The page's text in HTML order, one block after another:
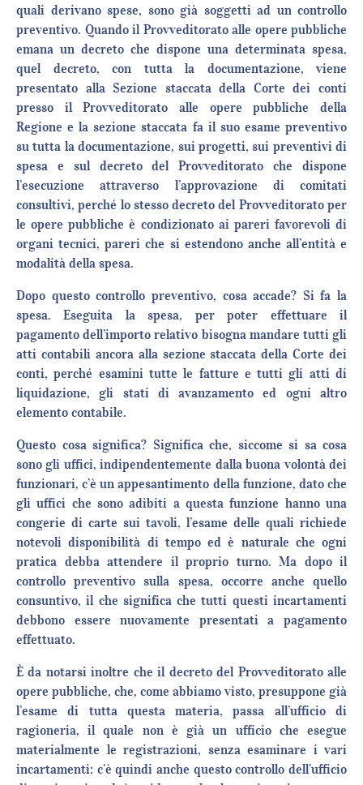
quali derivano spese, sono già soggetti ad un controllo
preventivo. Quando il Provveditorato alle opere pubbliche
emana un decreto che dispone una determinata spesa,
quel decreto, con tutta la documentazione, viene
presentato alla Sezione staccata della Corte dei conti
presso il Provveditorato alle opere pubbliche della
Regione e la sezione staccata fa il suo esame preventivo
su tutta la documentazione, sui progetti, sui preventivi di
spesa e sul decreto del Provveditorato che dispone
l’esecuzione attraverso l’approvazione di comitati
consultivi, perché lo stesso decreto del Provveditorato per
le opere pubbliche è condizionato ai pareri favorevoli di
organi tecnici, pareri che si estendono anche all’entità e
modalità della spesa.
Dopo questo controllo preventivo, cosa accade? Si fa la
spesa. Eseguita la spesa, per poter effettuare il
pagamento dell’importo relativo bisogna mandare tutti gli
atti contabili ancora alla sezione staccata della Corte dei
conti, perché esamini tutte le fatture e tutti gli atti di
liquidazione, gli stati di avanzamento ed ogni altro
elemento contabile.
Questo cosa significa? Significa che, siccome si sa cosa
sono gli uffici, indipendentemente dalla buona volontà dei
funzionari, c’è un appesantimento della funzione, dato che
gli uffici che sono adibiti a questa funzione hanno una
congerie di carte sui tavoli, l’esame delle quali richiede
notevoli disponibilità di tempo ed è naturale che ogni
pratica debba attendere il proprio turno. Ma dopo il
controllo preventivo sulla spesa, occorre anche quello
consuntivo, il che significa che tutti questi incartamenti
debbono essere nuovamente presentati a pagamento
effettuato.
È da notarsi inoltre che il decreto del Provveditorato alle
opere pubbliche, che, come abbiamo visto, presuppone già
l’esame di tutta questa materia, passa all’ufficio di
ragioneria, il quale non è già un ufficio che esegue
materialmente le registrazioni, senza esaminare i vari
incartamenti: c’è quindi anche questo controllo dell’ufficio